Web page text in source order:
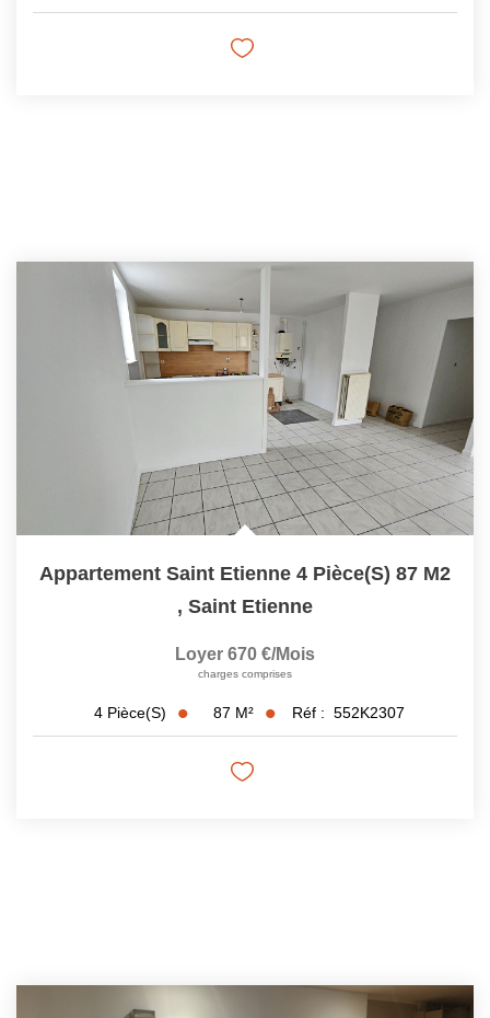
Appartement Saint Etienne 4 Pièce(s) 87 M2
, Saint Etienne
Loyer 670 €/mois
charges comprises
4 Pièce(s) 87 M² Réf : 552K2307